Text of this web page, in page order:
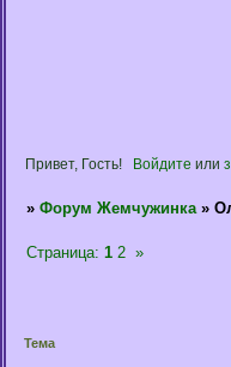
Привет, Гость! Войдите или
» Форум Жемчужинка »
Страница: 1 2 »
Тема